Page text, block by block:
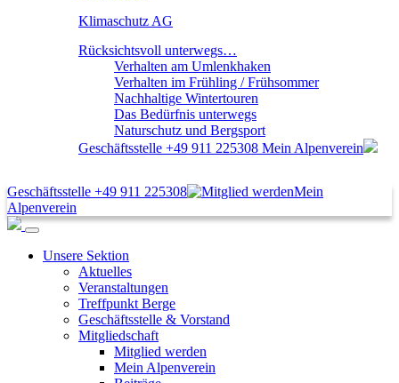
Klimaschutz AG
Rücksichtsvoll unterwegs…
Verhalten am Umlenkhaken
Verhalten im Frühling / Frühsommer
Nachhaltige Wintertouren
Das Bedürfnis unterwegs
Naturschutz und Bergsport
Geschäftsstelle +49 911 225308 Mein Alpenverein
Geschäftsstelle +49 911 225308
Mein
Alpenverein
Unsere Sektion
Aktuelles
Veranstaltungen
Treffpunkt Berge
Geschäftsstelle & Vorstand
Mitgliedschaft
Mitglied werden
Mein Alpenverein